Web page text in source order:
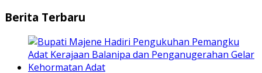
Berita Terbaru